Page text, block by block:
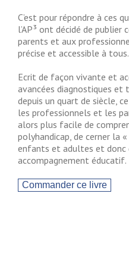
C’est pour répondre à ces
l’AP³ ont décidé de
parents et aux
précise et accessible à tous.
Ecrit de façon vivante et
avancées diagnostiques et
depuis un quart de siècle,
les professionnels et les
alors plus facile de
polyhandicap, de cerner la
enfants et adultes et donc
accompagnement éducatif.